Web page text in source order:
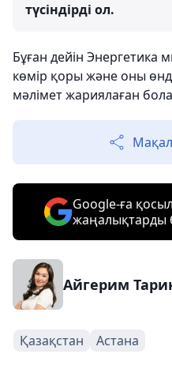
түсіндірді ол.
Бұған дейін Энергетика
көмір қоры және оны
мәлімет жариялаған
Google-ға
жаңалықтарды
Айгерим
Қазақстан Астана